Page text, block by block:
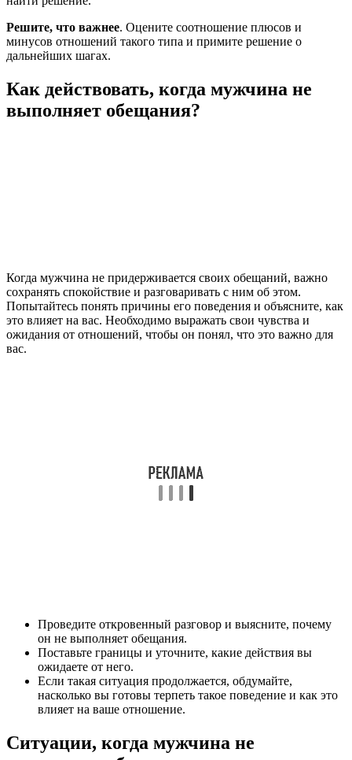
Решите, что важнее. Оцените соотношение плюсов и
минусов отношений такого типа и примите решение о
дальнейших шагах.
Как действовать, когда мужчина не
выполняет обещания?
Когда мужчина не придерживается своих обещаний, важно
сохранять спокойствие и разговаривать с ним об этом.
Попытайтесь понять причины его поведения и объясните, как
это влияет на вас. Необходимо выражать свои чувства и
ожидания от отношений, чтобы он понял, что это важно для
вас.
Проведите откровенный разговор и выясните, почему
он не выполняет обещания.
Поставьте границы и уточните, какие действия вы
ожидаете от него.
Если такая ситуация продолжается, обдумайте,
насколько вы готовы терпеть такое поведение и как это
влияет на ваше отношение.
Ситуации, когда мужчина не